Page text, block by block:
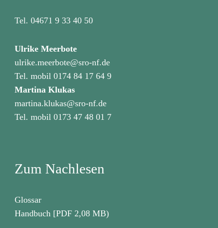
Tel. 04671 9 33 40 50
Ulrike Meerbote
ulrike.meerbote@sro-nf.de
Tel. mobil 0174 84 17 64 9
Martina Klukas
martina.klukas@sro-nf.de
Tel. mobil 0173 47 48 01 7
Zum Nachlesen
Glossar
Handbuch [PDF 2,08 MB)